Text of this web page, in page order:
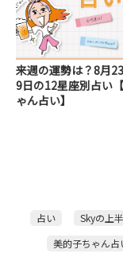
来週の運勢は？8月
9日の12星座別占い
ゃん占い】
占い Skyの上
美的子ちゃん占